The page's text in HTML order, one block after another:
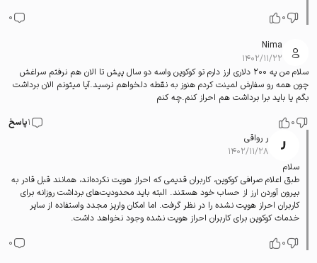
0
0
Nima
۱۴۰۲/۱۱/۲۲
سلام من یه ۲۰۰ دلاری ارز دارم تو کوکوین واسه دو سال پیش تا الان هم نرفتم سراغش
چون همه رو سفارش لمینت کردم هنوز به نقطه دلخواهم نرسید.آیا میتونم الان برداشت
بگم یا باید برا برداشت هم احراز کنم.چه کنم
0
1پاسخ
ر رواقی
۱۴۰۲/۱۱/۲۸
سلام
طبق اعلام صرافی کوکوین، کاربران قدیمی که احراز هویت نکرده‌اند، همانند قبل قادر به
بیرون آوردن ارز از حساب خود هستند. البته باید محدودیت‌های برداشت روزانه برای
کاربران احراز هویت نشده را در نظر گرفت. اما امکان واریز مجدد واستفاده از سایر
خدمات کوکوین برای کاربران احراز هویت نشده وجود نخواهد داشت.
0
0